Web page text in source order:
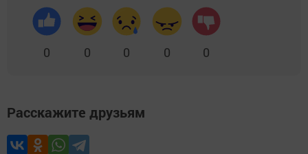
0 0 0 0 0
Расскажите друзьям